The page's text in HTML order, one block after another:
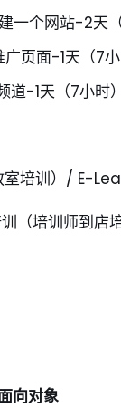
个网站-2天（
页面-1天（7小
-1天（7小时）
室培训）/ E-
（培训师到店
向对象